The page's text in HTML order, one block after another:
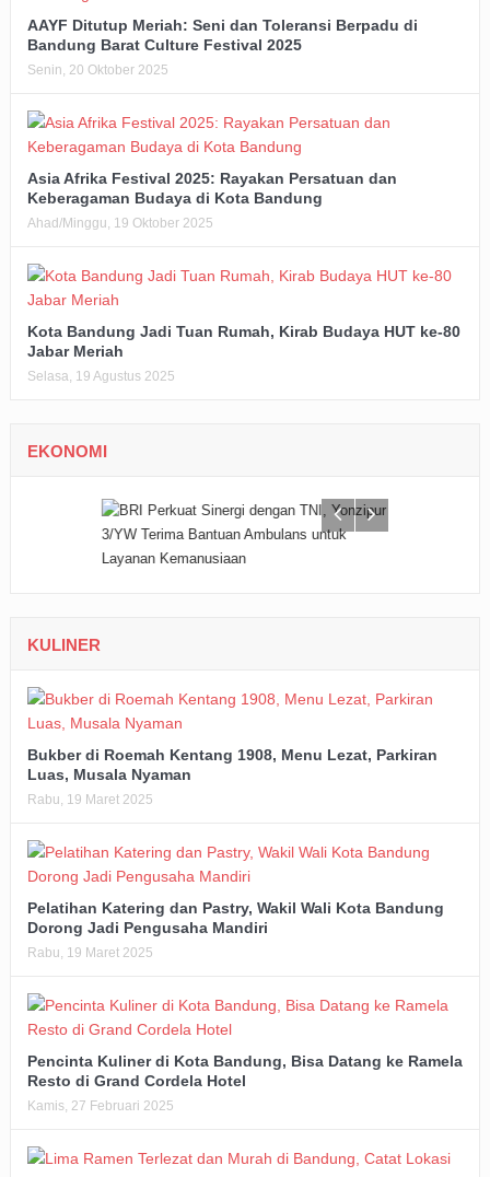
AAYF Ditutup Meriah: Seni dan Toleransi Berpadu di
Bandung Barat Culture Festival 2025
Senin, 20 Oktober 2025
Asia Afrika Festival 2025: Rayakan Persatuan dan
Keberagaman Budaya di Kota Bandung
Ahad/Minggu, 19 Oktober 2025
Kota Bandung Jadi Tuan Rumah, Kirab Budaya HUT ke-80
Jabar Meriah
Selasa, 19 Agustus 2025
EKONOMI
KULINER
Bukber di Roemah Kentang 1908, Menu Lezat, Parkiran
Luas, Musala Nyaman
Rabu, 19 Maret 2025
Pelatihan Katering dan Pastry, Wakil Wali Kota Bandung
Dorong Jadi Pengusaha Mandiri
Rabu, 19 Maret 2025
Pencinta Kuliner di Kota Bandung, Bisa Datang ke Ramela
Resto di Grand Cordela Hotel
Kamis, 27 Februari 2025